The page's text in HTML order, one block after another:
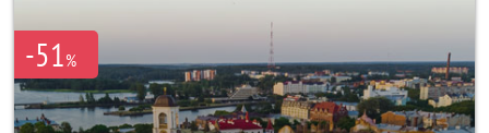
-51%